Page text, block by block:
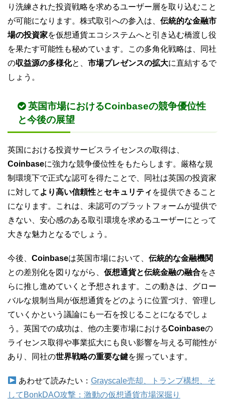
り洗練された投資戦略を求めるユーザー層を取り込むこと
が可能になります。株式取引への参入は、 伝統的な金融市
場の投資家を仮想通貨エコシステムへと引き込む橋渡し役
を果たす可能性も秘めています。この多角化戦略は、同社
の収益源の多様化と、 市場プレゼンスの拡大に直結するで
しょう。
英国市場におけるCoinbaseの競争優位性
と今後の展望
英国における投資サービスライセンスの取得は、
Coinbaseに強力な競争優位性をもたらします。厳格な規
制環境下で正式な認可を得たことで、同社は英国の投資家
に対して より高い信頼性と セキュリティ を提供できること
になります。これは、未認可のプラットフォームが提供で
きない、安心感のある取引環境を求めるユーザーにとって
大きな魅力となるでしょう。
今後、 Coinbaseは英国市場において、 伝統的な金融機関
との差別化を図りながら、 仮想通貨と伝統金融の融合をさ
らに推し進めていくと予想されます。この動きは、グロー
バルな規制当局が仮想通貨をどのように位置づけ、管理し
ていくかという議論にも一石を投じることになるでしょ
う。英国での成功は、他の主要市場におけるCoinbaseの
ライセンス取得や事業拡大にも良い影響を与える可能性が
あり、同社の世界戦略の重要な鍵を握っています。
あわせて読みたい： Grayscale売却、トランプ構想、そ
してBonkDAO攻撃：激動の仮想通貨市場深掘り